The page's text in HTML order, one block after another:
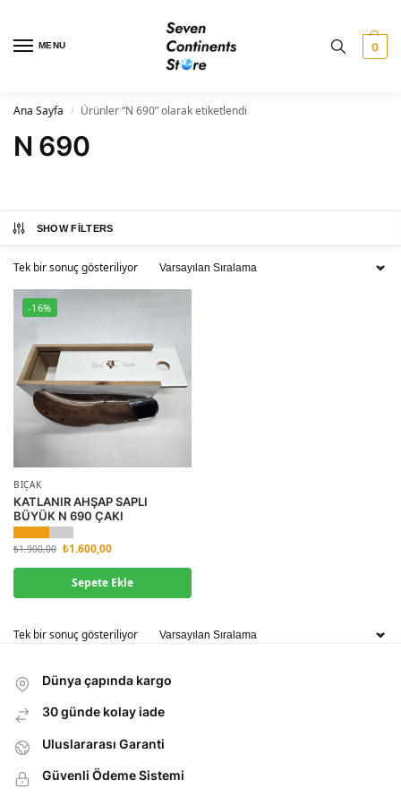
MENU 0
Ana Sayfa / Ürünler “N 690” olarak etiketlendi
N 690
SHOW FILTERS
Tek bir sonuç gösteriliyor
-16%
BIÇAK
KATLANIR AHŞAP SAPLI
BÜYÜK N 690 ÇAKI
₺1.900,00 ₺1.600,00
Sepete Ekle
Tek bir sonuç gösteriliyor
Dünya çapında kargo
30 günde kolay iade
Uluslararası Garanti
Güvenli Ödeme Sistemi